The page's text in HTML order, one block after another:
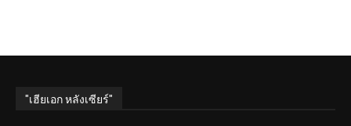
"เฮียเอก หลังเซียร์"